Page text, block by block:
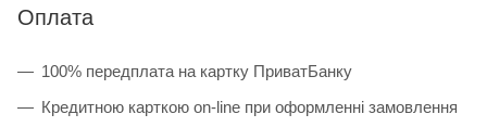
Оплата
100% передплата на картку ПриватБанку
Кредитною карткою on-line при оформленні замовлення